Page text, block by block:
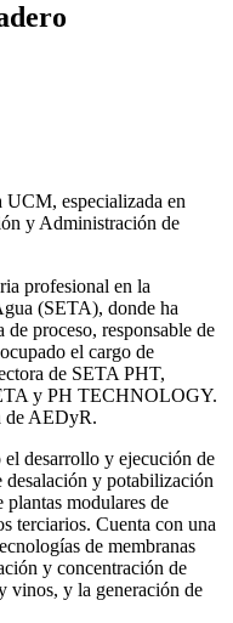
especializada en
y Administración de
profesional en la
(SETA), donde ha
proceso, responsable de
el cargo de
de SETA PHT,
y PH TECHNOLOGY.
de AEDyR.
desarrollo y ejecución de
desalación y potabilización
modulares de
terciarios. Cuenta con una
de membranas
y concentración de
vinos, y la generación de